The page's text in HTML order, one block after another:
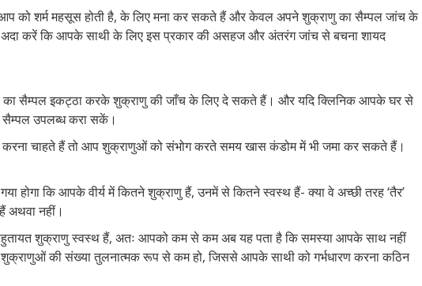
को शर्म महसूस होती है, के लिए मना कर सकते हैं और केवल अपने शुक्राणु का सैम्पल जांच के
अदा करें कि आपके साथी के लिए इस प्रकार की असहज और अंतरंग जांच से बचना शायद
का सैम्पल इकट्ठा करके शुक्राणु की जाँच के लिए दे सकते हैं। और यदि क्लिनिक आपके घर से
सैम्पल उपलब्ध करा सकें।
करना चाहते हैं तो आप शुक्राणुओं को संभोग करते समय खास कंडोम में भी जमा कर सकते हैं।
गया होगा कि आपके वीर्य में कितने शुक्राणु हैं, उनमें से कितने स्वस्थ हैं- क्या वे अच्छी तरह ‘तैर’
अथवा नहीं।
शुक्राणु स्वस्थ हैं, अतः आपको कम से कम अब यह पता है कि समस्या आपके साथ नहीं
की संख्या तुलनात्मक रूप से कम हो, जिससे आपके साथी को गर्भधारण करना कठिन